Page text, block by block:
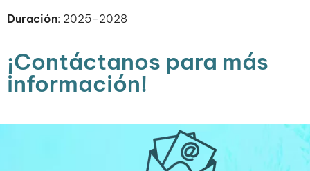
Duración: 2025-2028
¡Contáctanos para más
información!